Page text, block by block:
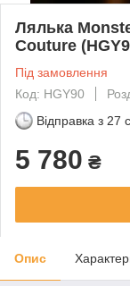
Лялька
Couture
Під замовлення
Код: HGY90
Відправка з 27
5 780 ₴
Опис